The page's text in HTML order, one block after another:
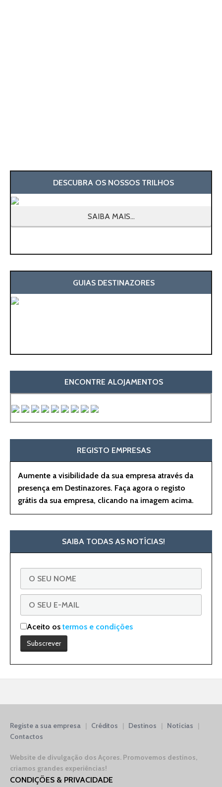
DESCUBRA OS NOSSOS TRILHOS
SAIBA MAIS...
GUIAS DESTINAZORES
ENCONTRE ALOJAMENTOS
REGISTO EMPRESAS
Aumente a visibilidade da sua empresa através da
presença em Destinazores. Faça agora o registo
grátis da sua empresa, clicando na imagem acima.
SAIBA TODAS AS NOTÍCIAS!
Aceito ostermos e condições
Registe a sua empresa | Créditos | Destinos | Notícias |
Contactos
Website de divulgação dos Açores. Promovemos destinos,
criamos grandes experiências!
CONDIÇÕES & PRIVACIDADE